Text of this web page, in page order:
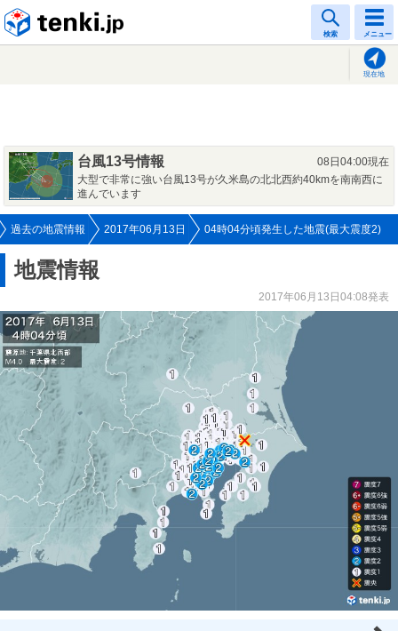
検索 メニュー
現在地
台風13号情報
08日04:00現在
大型で非常に強い台風13号が久米島の北北西約40kmを南南西に
進んでいます
過去の地震情報 2017年06月13日 04時04分頃発生した地震(最大震度2)
地震情報
2017年06月13日04:08発表